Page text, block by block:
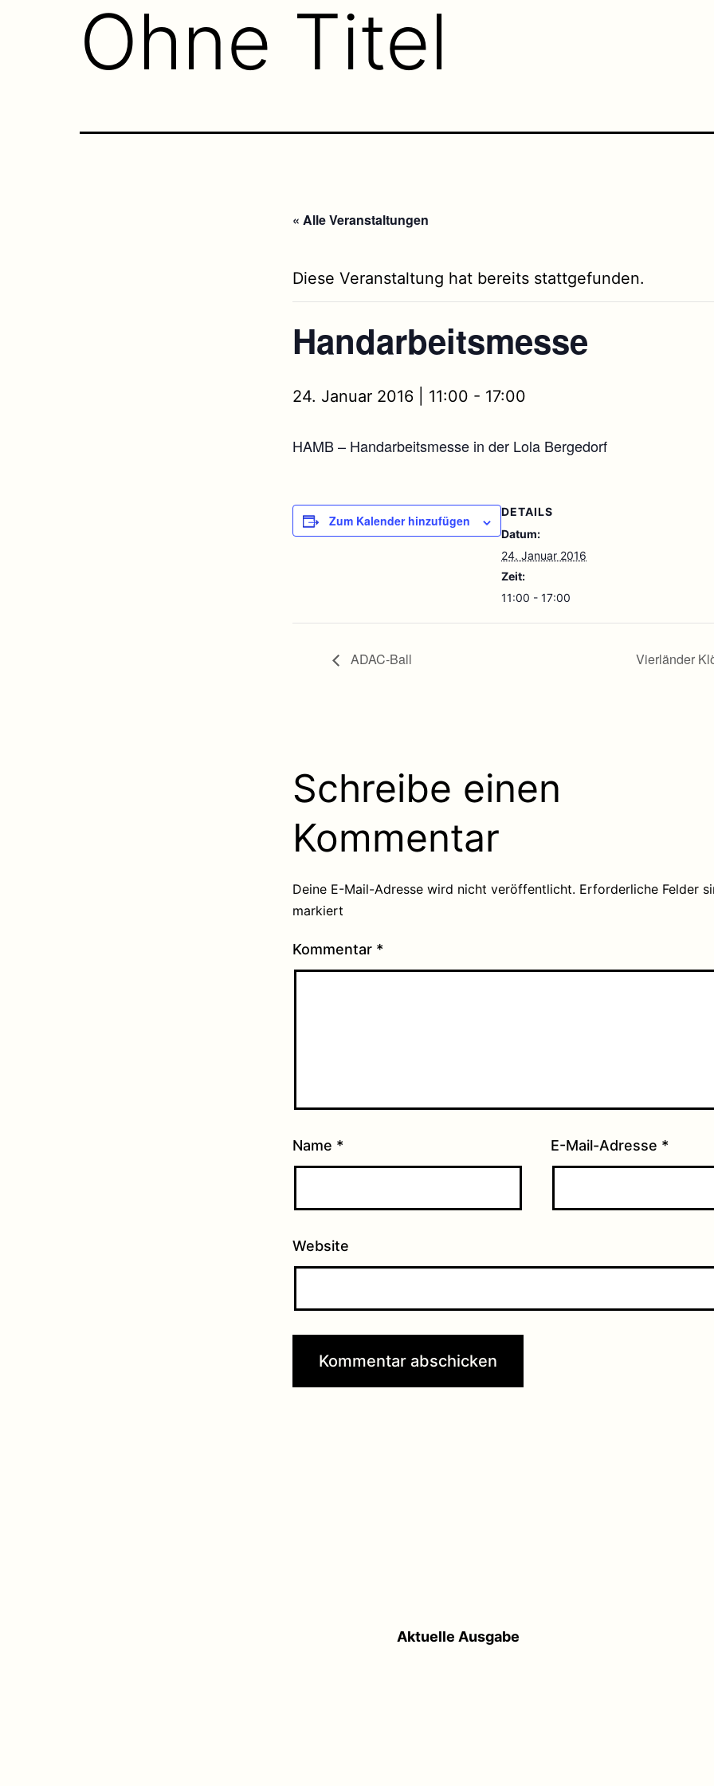
Ohne Titel
« Alle Veranstaltungen
Diese Veranstaltung hat bereits stattgefunden.
Handarbeitsmesse
24. Januar 2016 | 11:00 - 17:00
HAMB – Handarbeitsmesse in der Lola Bergedorf
Zum Kalender hinzufügen
DETAILS
Datum:
24. Januar 2016
Zeit:
11:00 - 17:00
ADAC-Ball Vierländer
Schreibe einen
Kommentar
Deine E-Mail-Adresse wird nicht veröffentlicht. Erforderliche Felder
markiert
Kommentar *
Name * E-Mail-Adresse *
Website
Aktuelle Ausgabe